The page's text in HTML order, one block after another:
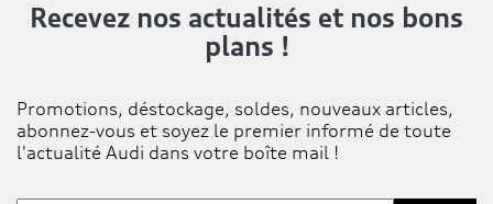
Recevez nos actualités et nos bons
plans !
Promotions, déstockage, soldes, nouveaux articles,
abonnez-vous et soyez le premier informé de toute
l'actualité Audi dans votre boîte mail !